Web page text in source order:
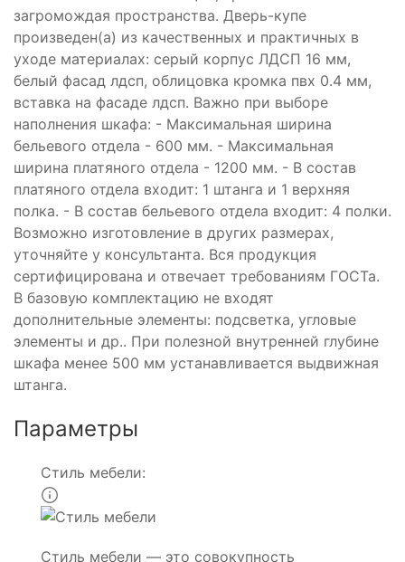
загромождая пространства. Дверь-купе
произведен(а) из качественных и практичных в
уходе материалах: серый корпус ЛДСП 16 мм,
белый фасад лдсп, облицовка кромка пвх 0.4 мм,
вставка на фасаде лдсп. Важно при выборе
наполнения шкафа: - Максимальная ширина
бельевого отдела - 600 мм. - Максимальная
ширина платяного отдела - 1200 мм. - В состав
платяного отдела входит: 1 штанга и 1 верхняя
полка. - В состав бельевого отдела входит: 4 полки.
Возможно изготовление в других размерах,
уточняйте у консультанта. Вся продукция
сертифицирована и отвечает требованиям ГОСТа.
В базовую комплектацию не входят
дополнительные элементы: подсветка, угловые
элементы и др.. При полезной внутренней глубине
шкафа менее 500 мм устанавливается выдвижная
штанга.
Параметры
Стиль мебели:
Стиль мебели — это совокупность